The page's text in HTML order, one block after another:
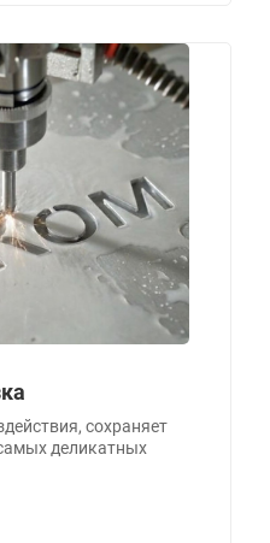
сохраняет
деликатных